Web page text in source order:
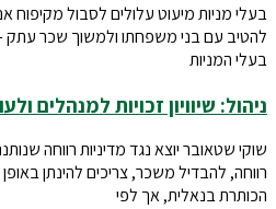
בעלי מניות מיעוט עלולים לסבול
להטיב עם בני משפחתו ולמשוך שכר עתק
בעלי המניות
ניהול: שיוויון זכויות למנהלים
שוקי שטאובר יוצא נגד מדיניות רווחה
רווחה, להבדיל משכר, צריכים להינתן באופן
הכותרת בנאלית, אך לפי